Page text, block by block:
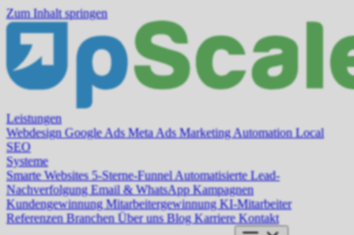
Zum Inhalt springen
Leistungen
WebdesignGoogle Ads Meta Ads Marketing Automation Local
SEO
Systeme
Smarte Websites5-Sterne-FunnelAutomatisierte Lead-
Nachverfolgung Email & WhatsApp Kampagnen
Kundengewinnung Mitarbeitergewinnung KI-Mitarbeiter
Referenzen Branchen Über uns Blog Karriere Kontakt